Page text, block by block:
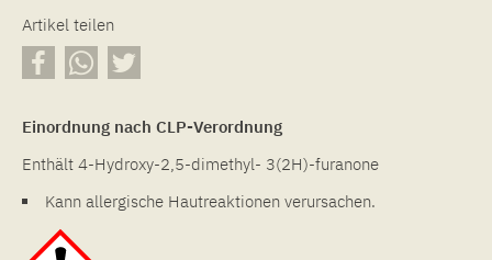
Artikel teilen
Einordnung nach CLP-Verordnung
Enthält 4-Hydroxy-2,5-dimethyl- 3(2H)-furanone
Kann allergische Hautreaktionen verursachen.